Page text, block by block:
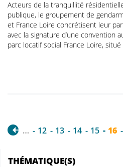
Acteurs de la tranquillité
publique, le groupement de
et France Loire concrétisent leur
avec la signature d’une convention
parc locatif social France Loire,
… 12 13 14 15 16
THÉMATIQUE(S)